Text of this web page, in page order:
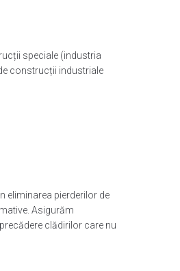
speciale (industria
construcții industriale
eliminarea pierderilor de
Asigurăm
clădirilor care nu